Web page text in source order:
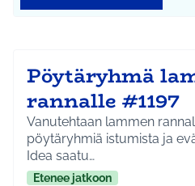
Pöytäryhmä
rannalle #1197
Vanutehtaan lammen
pöytäryhmiä istumista ja
Idea saatu…
Etenee jatkoon